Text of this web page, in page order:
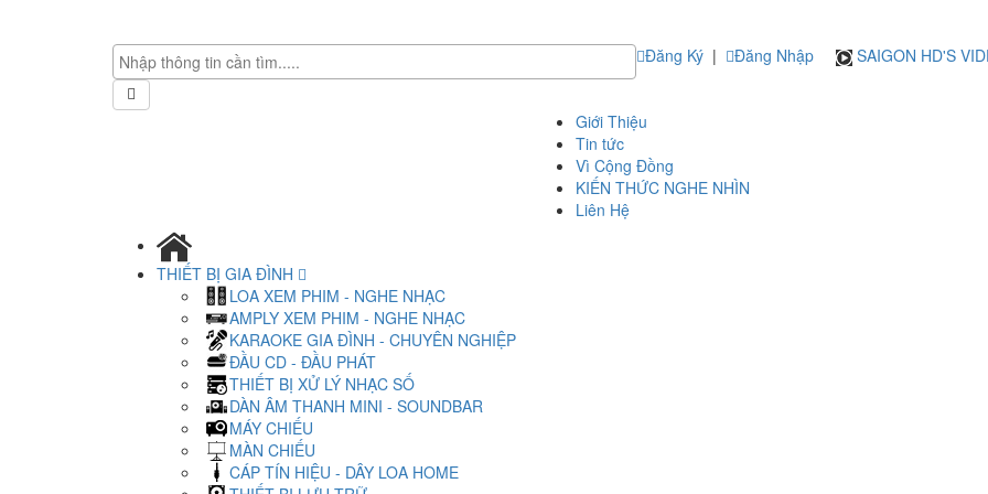
Đăng Ký | Đăng Nhập SAIGON HD'S
Giới Thiệu
Tin tức
Vì Cộng Đồng
KIẾN THỨC NGHE NHÌN
Liên Hệ
THIẾT BỊ GIA ĐÌNH
LOA XEM PHIM - NGHE NHẠC
AMPLY XEM PHIM - NGHE NHẠC
KARAOKE GIA ĐÌNH - CHUYÊN NGHIỆP
ĐẦU CD - ĐẦU PHÁT
THIẾT BỊ XỬ LÝ NHẠC SỐ
DÀN ÂM THANH MINI - SOUNDBAR
MÁY CHIẾU
MÀN CHIẾU
CÁP TÍN HIỆU - DÂY LOA HOME